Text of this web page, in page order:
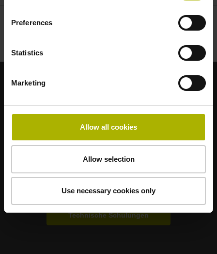
Preferences
Statistics
Marketing
Allow all cookies
Allow selection
Use necessary cookies only
Anwenderportale
TNC Club
Technische Schulungen